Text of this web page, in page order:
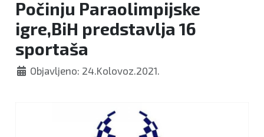
Počinju Paraolimpijske
igre,BiH predstavlja 16
sportaša
Objavljeno: 24.Kolovoz.2021.